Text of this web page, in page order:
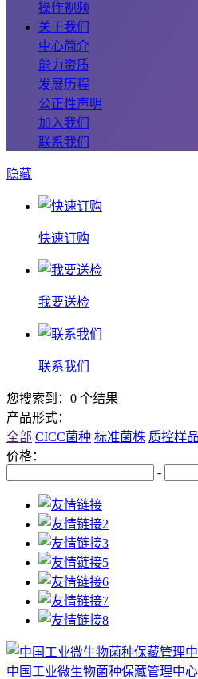
操作视频
关于我们
中心简介
能力资质
发展历程
公正性声明
加入我们
联系我们
隐藏
快速订购
我要送检
联系我们
您搜索到：0 个结果
产品形式：
全部 CICC菌种 标准菌株 质控样品
价格：
-
中国工业微生物菌种保藏管理中心